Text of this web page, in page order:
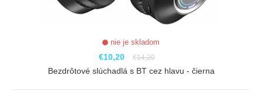
nie je skladom
€10,20 €14,20
Bezdrôtové slúchadlá s BT cez hlavu - čierna